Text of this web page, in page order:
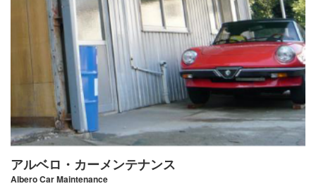
アルベロ・カーメンテナンス
Albero Car Maintenance